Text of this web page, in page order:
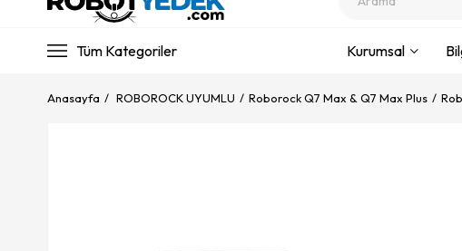
Tüm Kategoriler Kurumsal
Anasayfa ROBOROCK UYUMLU Roborock Q7 Max & Q7 Max Plus